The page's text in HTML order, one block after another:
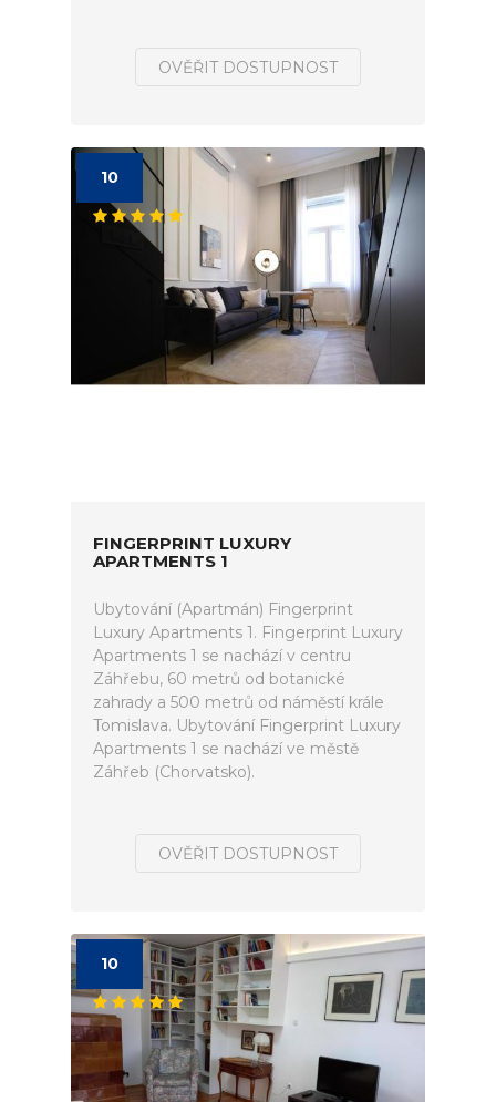
OVĚŘIT DOSTUPNOST
10
FINGERPRINT LUXURY
APARTMENTS 1
Ubytování (Apartmán) Fingerprint
Luxury Apartments 1. Fingerprint Luxury
Apartments 1 se nachází v centru
Záhřebu, 60 metrů od botanické
zahrady a 500 metrů od náměstí krále
Tomislava. Ubytování Fingerprint Luxury
Apartments 1 se nachází ve městě
Záhřeb (Chorvatsko).
OVĚŘIT DOSTUPNOST
10